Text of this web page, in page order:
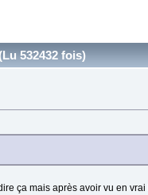
532432 fois)
ça mais après avoir vu en